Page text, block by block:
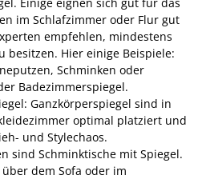
im Schlafzimmer oder Flur gut
empfehlen, mindestens
besitzen. Hier einige Beispiele:
Schminken oder
Badezimmerspiegel.
Ganzkörperspiegel sind in
optimal platziert und
und Stylechaos.
sind Schminktische mit Spiegel.
dem Sofa oder im